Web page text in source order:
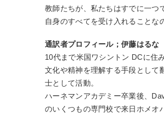
教師たちが、私たちはすでに一つ
自身のすべてを受け入れることな
通訳者プロフィール；伊藤はるな
10代まで米国ワシントン DCに住
文化や精神を理解する手段として
士として活動。
ハーネマンアカデミー卒業後、
のいくつもの専門校で来日ホメオ